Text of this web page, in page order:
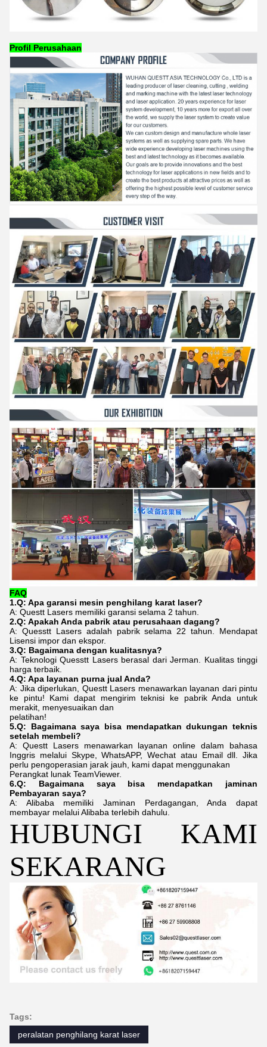
Profil Perusahaan
FAQ
1.Q: Apa garansi mesin penghilang karat laser?
A: Questt Lasers memiliki garansi selama 2 tahun.
2.Q: Apakah Anda pabrik atau perusahaan dagang?
A: Quesstt Lasers adalah pabrik selama 22 tahun. Mendapat
Lisensi impor dan ekspor.
3.Q: Bagaimana dengan kualitasnya?
A: Teknologi Quesstt Lasers berasal dari Jerman. Kualitas tinggi
harga terbaik.
4.Q: Apa layanan purna jual Anda?
A: Jika diperlukan, Questt Lasers menawarkan layanan dari pintu
ke pintu! Kami dapat mengirim teknisi ke pabrik Anda untuk
merakit, menyesuaikan dan
pelatihan!
5.Q: Bagaimana saya bisa mendapatkan dukungan teknis
setelah membeli?
A: Questt Lasers menawarkan layanan online dalam bahasa
Inggris melalui Skype, WhatsAPP, Wechat atau Email dll. Jika
perlu pengoperasian jarak jauh, kami dapat menggunakan
Perangkat lunak TeamViewer.
6.Q: Bagaimana saya bisa mendapatkan jaminan
Pembayaran saya?
A: Alibaba memiliki Jaminan Perdagangan, Anda dapat
membayar melalui Alibaba terlebih dahulu.
HUBUNGI KAMI
SEKARANG
Tags:
peralatan penghilang karat laser